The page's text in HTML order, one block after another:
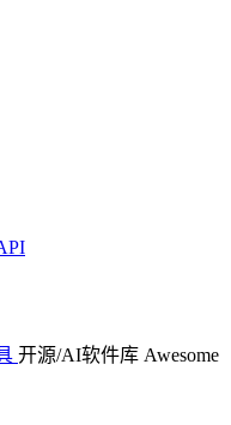
开源/AI软件库 Awesome